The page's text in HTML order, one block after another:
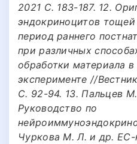
2021 С. 183-187. 12.
эндокриноцитов
период раннего
при различных
обработки материала
эксперименте //
С. 92-94. 13. Пальцев
Руководство по
Чуркова М. Л. и др. EC-